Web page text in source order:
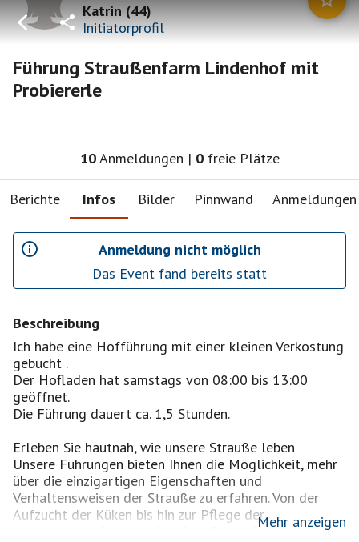
Katrin(44)
Initiatorprofil
Führung Straußenfarm Lindenhof mit
Probiererle
10Anmeldungen | 0 freie Plätze
Berichte Infos Bilder Pinnwand Anmeldungen
Anmeldung nicht möglich
Das Event fand bereits statt
Beschreibung
Ich habe eine Hofführung mit einer kleinen Verkostung
gebucht .
Der Hofladen hat samstags von 08:00 bis 13:00
geöffnet.
Die Führung dauert ca. 1,5 Stunden.
Erleben Sie hautnah, wie unsere Strauße leben
Unsere Führungen bieten Ihnen die Möglichkeit, mehr
über die einzigartigen Eigenschaften und
Verhaltensweisen der Strauße zu erfahren. Von der
Aufzucht der Küken bis hin zur Pflege der
erwachsenen Vögel – wir geben Ihnen einen
Mehr anzeigen